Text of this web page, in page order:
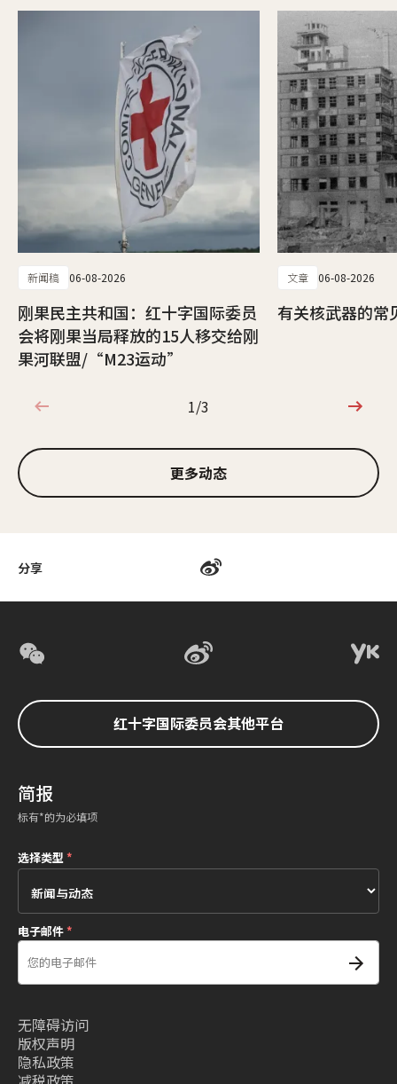
分享
新闻稿 06-08-2026
刚果民主共和国：红十字国际委员
会将刚果当局释放的15人移交给刚
果河联盟/“M23运动”
文章 06-08-2026
有关核武器的常
1/3
1/3
更多动态
红十字国际委员会其他平台
简报
标有*的为必填项
选择类型*
电子邮件*
无障碍访问
版权声明
隐私政策